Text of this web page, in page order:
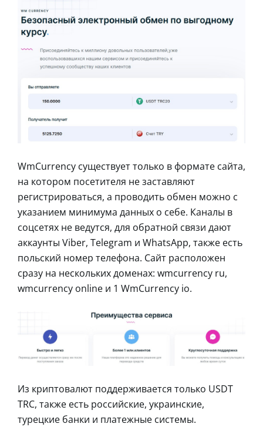
WmCurrency существует только в формате сайта,
на котором посетителя не заставляют
регистрироваться, а проводить обмен можно с
указанием минимума данных о себе. Каналы в
соцсетях не ведутся, для обратной связи дают
аккаунты Viber, Telegram и WhatsApp, также есть
польский номер телефона. Сайт расположен
сразу на нескольких доменах: wmcurrency ru,
wmcurrency online и 1 WmCurrency io.
Из криптовалют поддерживается только USDT
TRC, также есть российские, украинские,
турецкие банки и платежные системы.